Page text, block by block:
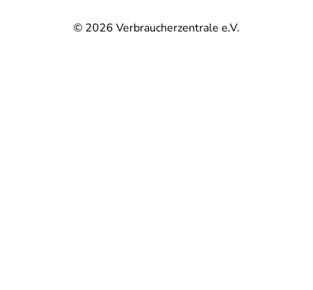
© 2026 Verbraucherzentrale e.V.